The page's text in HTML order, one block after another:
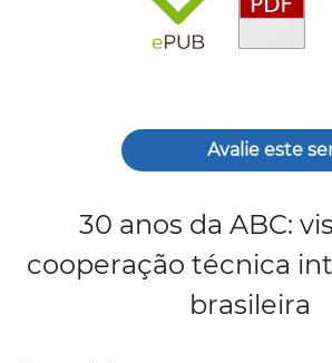
Avalie este
30 anos da ABC:
cooperação técnica
brasileira